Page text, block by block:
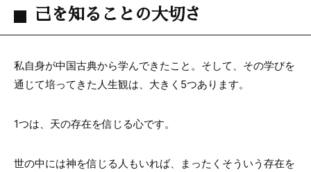
己を知ることの大切さ
私自身が中国古典から学んできたこと。そして、その学びを
通じて培ってきた人生観は、大きく5つあります。
1つは、天の存在を信じる心です。
世の中には神を信じる人もいれば、まったくそういう存在を